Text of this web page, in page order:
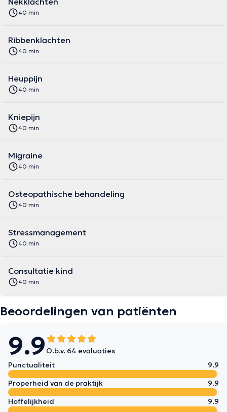
40 min
Ribbenklachten
40 min
Heuppijn
40 min
Kniepijn
40 min
Migraine
40 min
Osteopathische behandeling
40 min
Stressmanagement
40 min
Consultatie kind
40 min
Beoordelingen van patiënten
9.9 O.b.v. 64 evaluaties
Punctualiteit
9.9
Properheid van de praktijk
9.9
Hoffelijkheid
9.9